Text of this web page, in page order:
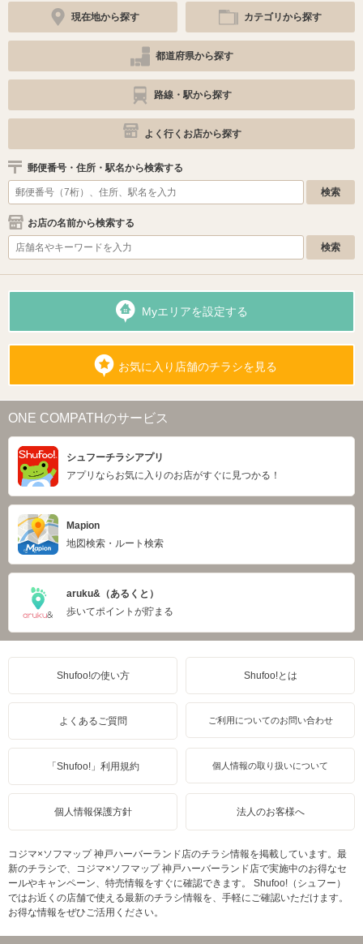
現在地から探す カテゴリから探す
都道府県から探す
路線・駅から探す
よく行くお店から探す
郵便番号・住所・駅名から検索する
お店の名前から検索する
Myエリアを設定する
お気に入り店舗のチラシを見る
ONE COMPATHのサービス
シュフーチラシアプリ
アプリならお気に入りのお店がすぐに見つかる！
Mapion
地図検索・ルート検索
aruku&（あるくと）
歩いてポイントが貯まる
Shufoo!の使い方 Shufoo!とは
よくあるご質問 ご利用についてのお問い合わせ
「Shufoo!」利用規約 個人情報の取り扱いについて
個人情報保護方針 法人のお客様へ
コジマ×ソフマップ 神戸ハーバーランド店のチラシ情報を掲載しています。最
新のチラシで、コジマ×ソフマップ 神戸ハーバーランド店で実施中のお得なセ
ールやキャンペーン、特売情報をすぐに確認できます。 Shufoo!（シュフー）
ではお近くの店舗で使える最新のチラシ情報を、手軽にご確認いただけます。
お得な情報をぜひご活用ください。